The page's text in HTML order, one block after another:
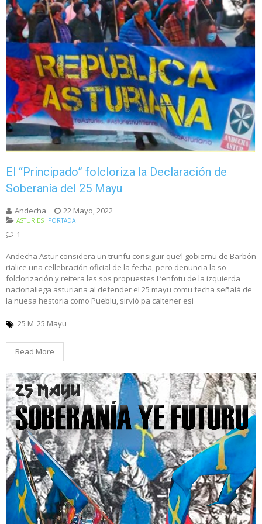
El “Principado” folcloriza la Declaración de
Soberanía del 25 Mayu
Andecha 22 Mayo, 2022
ASTURIES PORTADA
1
Andecha Astur considera un trunfu consiguir que’l gobiernu de Barbón
rialice una cellebración oficial de la fecha, pero denuncia la so
folclorización y reitera les sos propuestes L’enfotu de la izquierda
nacionaliega asturiana al defender el 25 mayu comu fecha señalá de
la nuesa hestoria como Pueblu, sirvió pa caltener esi
25 M 25 Mayu
Read More